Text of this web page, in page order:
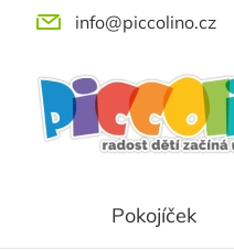
Přejít
obsah
info@piccolino.cz
Pokojíček